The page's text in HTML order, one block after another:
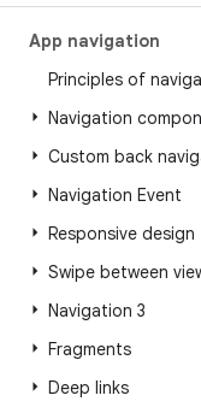
App navigation
Principles of
Navigation
Custom back
Navigation Event
Responsive design
Swipe between
Navigation 3
Fragments
Deep links